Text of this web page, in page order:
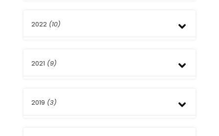
Junio
Marzo
2022 (10)
Octubre
Marzo
2021 (9)
Noviembre
2019 (3)